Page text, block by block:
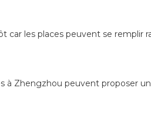
car les places peuvent se remplir
à Zhengzhou peuvent proposer